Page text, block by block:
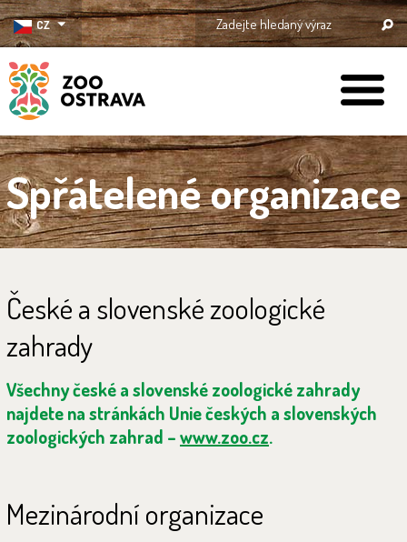
CZ
ZOO Ostrava
Spřátelené organizace
České a slovenské zoologické
zahrady
Všechny české a slovenské zoologické zahrady
najdete na stránkách Unie českých a slovenských
zoologických zahrad –www.zoo.cz.
Mezinárodní organizace